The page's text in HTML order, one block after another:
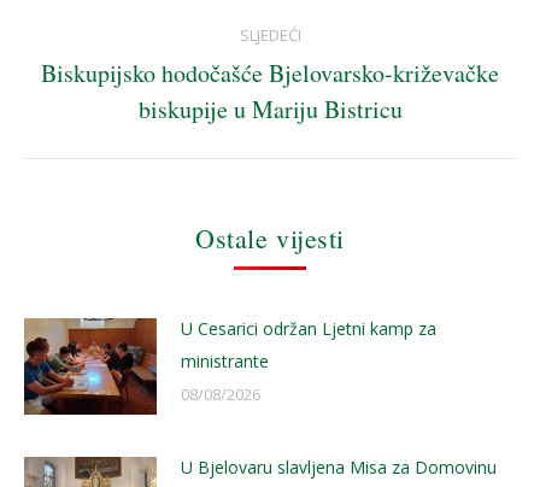
SLJEDEĆI
Next
post:
Biskupijsko hodočašće Bjelovarsko-križevačke
biskupije u Mariju Bistricu
Ostale vijesti
U Cesarici održan Ljetni kamp za
ministrante
08/08/2026
U Bjelovaru slavljena Misa za Domovinu